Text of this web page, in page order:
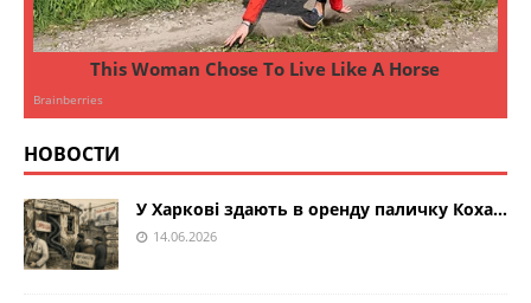
НОВОСТИ
У Харкові здають в оренду паличку Коха…
14.06.2026